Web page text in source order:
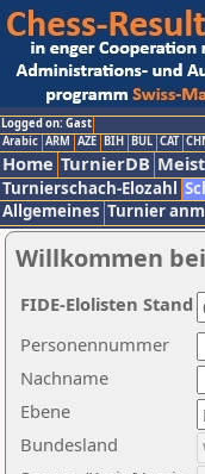
Logged on: Gast
Arabic ARM AZE BIH BUL CAT
Home TurnierDB
Turnierschach-Elozahl
Allgemeines Turnier
Willkommen
Nachname
Ebene
Personennummer
Bundesland
FIDE-Elolisten Stand